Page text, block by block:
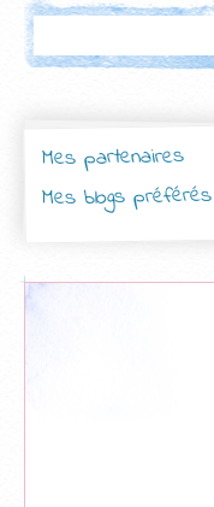
Mes partenaires
Mes blogs préférés